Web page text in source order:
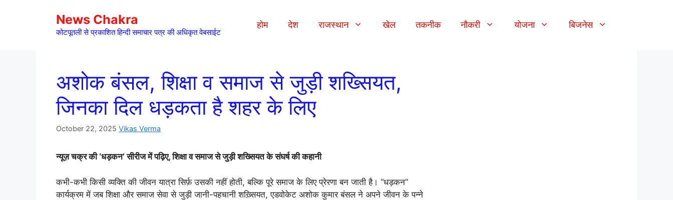
News Chakra
कोटपूतली से प्रकाशित हिन्दी समाचार पत्र की अधिकृत वेबसाईट
होम देश राजस्थान खेल तकनीक नौकरी योजना बिजनेस
अशोक बंसल, शिक्षा व समाज से जुड़ी शख्सियत,
जिनका दिल धड़कता है शहर के लिए
October 22, 2025 Vikas Verma
न्यूज़ चक्र की ‘धड़कन’ सीरीज में पढ़िए, शिक्षा व समाज से जुड़ी शख्सियत के संघर्ष की कहानी
कभी-कभी किसी व्यक्ति की जीवन यात्रा सिर्फ़ उसकी नहीं होती, बल्कि पूरे समाज के लिए प्रेरणा बन जाती है। “धड़कन”
कार्यक्रम में जब शिक्षा और समाज सेवा से जुड़ी जानी-पहचानी शख़्सियत, एडवोकेट अशोक कुमार बंसल ने अपने जीवन के पन्ने